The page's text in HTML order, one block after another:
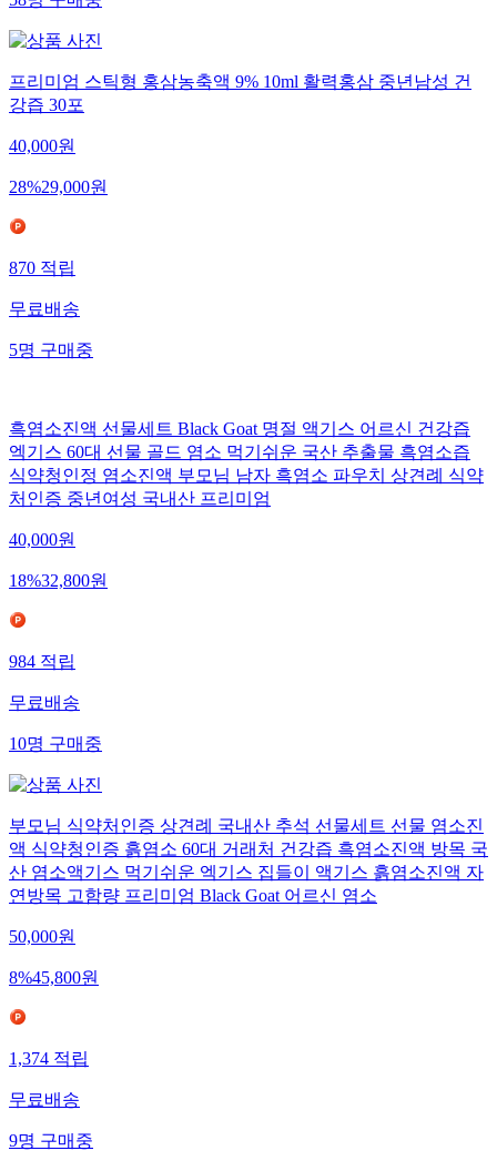
프리미엄 스틱형 홍삼농축액 9% 10ml 활력홍삼 중년남성 건
강즙 30포
40,000원
28%29,000원
870적립
무료배송
5명구매중
흑염소진액 선물세트 Black Goat 명절 액기스 어르신 건강즙
엑기스 60대 선물 골드 염소 먹기쉬운 국산 추출물 흑염소즙
식약청인정 염소진액 부모님 남자 흑염소 파우치 상견례 식약
처인증 중년여성 국내산 프리미엄
40,000원
18%32,800원
984적립
무료배송
10명구매중
부모님 식약처인증 상견례 국내산 추석 선물세트 선물 염소진
액 식약청인증 흙염소 60대 거래처 건강즙 흑염소진액 방목 국
산 염소액기스 먹기쉬운 엑기스 집들이 액기스 흙염소진액 자
연방목 고함량 프리미엄 Black Goat 어르신 염소
50,000원
8%45,800원
1,374적립
무료배송
9명구매중